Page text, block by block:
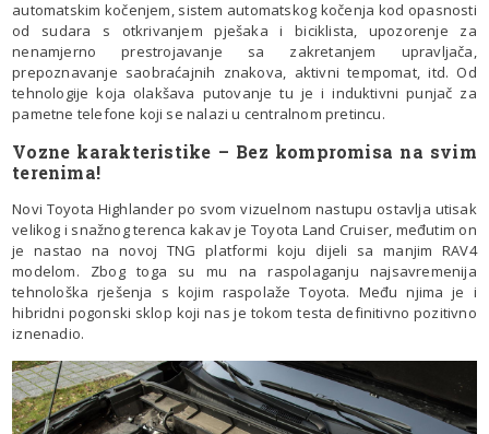
automatskim kočenjem, sistem automatskog kočenja kod opasnosti
od sudara s otkrivanjem pješaka i biciklista, upozorenje za
nenamjerno prestrojavanje sa zakretanjem upravljača,
prepoznavanje saobraćajnih znakova, aktivni tempomat, itd. Od
tehnologije koja olakšava putovanje tu je i induktivni punjač za
pametne telefone koji se nalazi u centralnom pretincu.
Vozne karakteristike – Bez kompromisa na svim
terenima!
Novi Toyota Highlander po svom vizuelnom nastupu ostavlja utisak
velikog i snažnog terenca kakav je Toyota Land Cruiser, međutim on
je nastao na novoj TNG platformi koju dijeli sa manjim RAV4
modelom. Zbog toga su mu na raspolaganju najsavremenija
tehnološka rješenja s kojim raspolaže Toyota. Među njima je i
hibridni pogonski sklop koji nas je tokom testa definitivno pozitivno
iznenadio.